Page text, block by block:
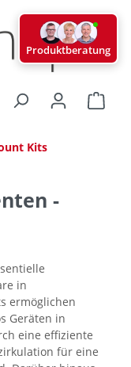
Kits
-
in
ermöglichen
Geräten in
eine effiziente
für eine
Produktberatung